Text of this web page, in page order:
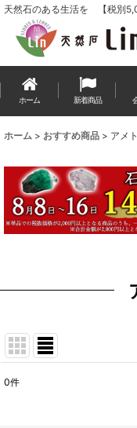
天然石のある生活を 【税別
ホーム 新着商品
ホーム > おすすめ商品 > アメ
0件